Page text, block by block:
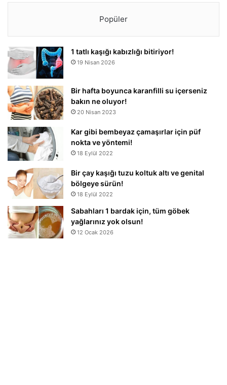
Popüler
1 tatlı kaşığı kabızlığı bitiriyor!
19 Nisan 2026
Bir hafta boyunca karanfilli su içerseniz
bakın ne oluyor!
20 Nisan 2023
Kar gibi bembeyaz çamaşırlar için püf
nokta ve yöntemi!
18 Eylül 2022
Bir çay kaşığı tuzu koltuk altı ve genital
bölgeye sürün!
18 Eylül 2022
Sabahları 1 bardak için, tüm göbek
yağlarınız yok olsun!
12 Ocak 2026